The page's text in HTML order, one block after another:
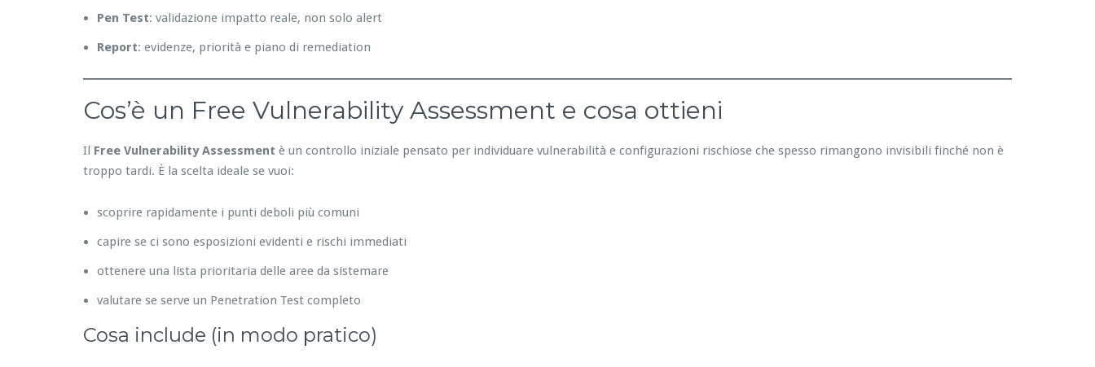
Pen Test: validazione impatto reale, non solo alert
Report: evidenze, priorità e piano di remediation
Cos’è un Free Vulnerability Assessment e cosa ottieni
Il Free Vulnerability Assessment è un controllo iniziale pensato per individuare vulnerabilità e configurazioni rischiose che spesso rimangono invisibili finché non è
troppo tardi. È la scelta ideale se vuoi:
scoprire rapidamente i punti deboli più comuni
capire se ci sono esposizioni evidenti e rischi immediati
ottenere una lista prioritaria delle aree da sistemare
valutare se serve un Penetration Test completo
Cosa include (in modo pratico)